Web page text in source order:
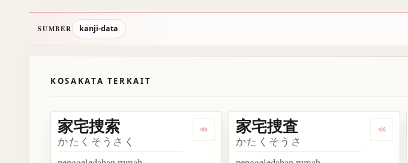
SUMBER kanji-data
KOSAKATA TERKAIT
Dengarkan 家宅捜索
家宅捜索
かたくそうさく
家宅捜査
かたくそうさ